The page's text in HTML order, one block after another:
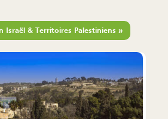
Israël & Territoires Palestiniens »